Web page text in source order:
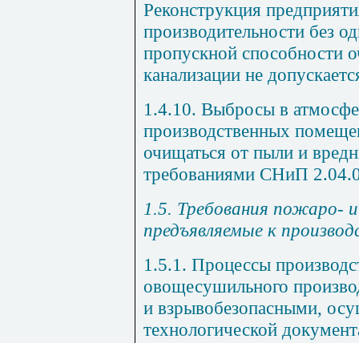
Реконструкция
производительности без
пропускной способности
канализации не
1.4.10. Выбросы в
производственных
очищаться от пыли и
требованиями СНиП
1.5. Требования пожаро-
предъявляемые к
1.5.1. Процессы
овощесушильного
и взрывобезопасными,
технологической